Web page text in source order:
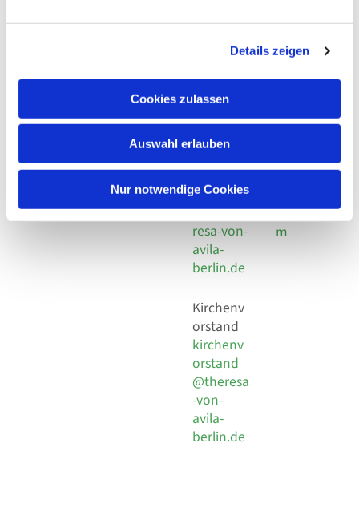
Details zeigen
Cookies zulassen
Auswahl erlauben
Nur notwendige Cookies
Adresse
Kirchengemeinde Pfarrei
Hl. Theresa von Avila Berlin
Leitender Pfarrer - Norbert
Behaimstr. 39
Kont
Telefon
+49 30
924 64 28
Fax +49
30 924 54
18
E-Mail
info@the
resa-von-
avila-
berlin.de
Kirchenv
orstand
kirchenv
orstand
@theresa
-von-
avila-
berlin.de
Links
Datensch
utz
Social
Impressu
m